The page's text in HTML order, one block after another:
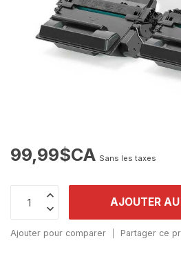
99,99$CA Sans les taxes
AJOUTER
Ajouter pour comparer Partager ce